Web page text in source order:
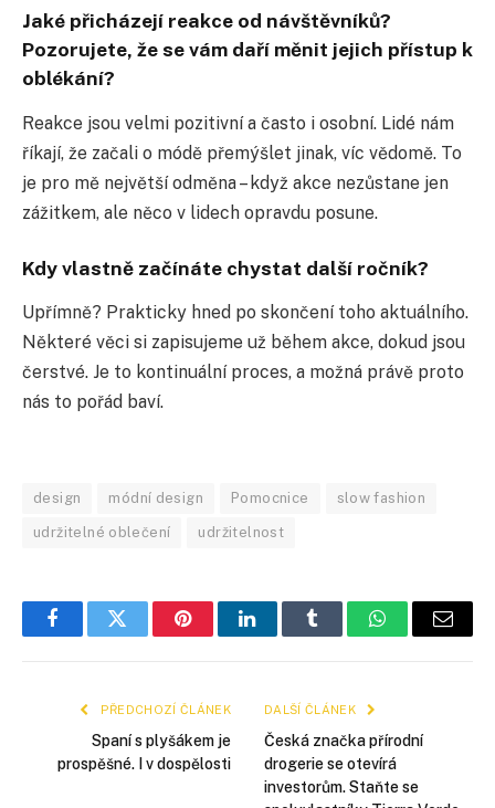
Jaké přicházejí reakce od návštěvníků?
Pozorujete, že se vám daří měnit jejich přístup k
oblékání?
Reakce jsou velmi pozitivní a často i osobní. Lidé nám
říkají, že začali o módě přemýšlet jinak, víc vědomě. To
je pro mě největší odměna – když akce nezůstane jen
zážitkem, ale něco v lidech opravdu posune.
Kdy vlastně začínáte chystat další ročník?
Upřímně? Prakticky hned po skončení toho aktuálního.
Některé věci si zapisujeme už během akce, dokud jsou
čerstvé. Je to kontinuální proces, a možná právě proto
nás to pořád baví.
design módní design Pomocnice slow fashion
udržitelné oblečení udržitelnost
FacebookTwitter PinterestLinkedInTumblr WhatsApp
E-
PŘEDCHOZÍ ČLÁNEK
Spaní s plyšákem je
prospěšné. I v dospělosti
DALŠÍ ČLÁNEK
Česká značka přírodní
drogerie se otevírá
investorům. Staňte se